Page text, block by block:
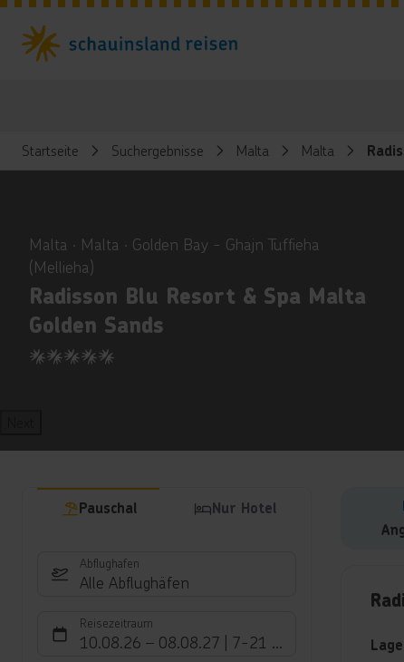
Startseite Suchergebnisse Malta Malta
Malta ∙ Malta ∙ Golden Bay - Ghajn Tuffieha
(Mellieha)
Radisson Blu Resort & Spa Malta
Golden Sands
5
Pauschal Nur Hotel
Abflughafen
Alle Abflughäfen
Reisezeitraum
10.08.26 – 08.08.27 7-21 Nächte
Lage